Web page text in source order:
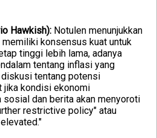
Hawkish): Notulen menunjukkan
memiliki konsensus kuat untuk
tinggi lebih lama, adanya
tentang inflasi yang
diskusi tentang potensi
jika kondisi ekonomi
sosial dan berita akan menyoroti
restrictive policy" atau